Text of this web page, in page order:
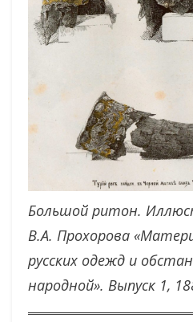
Большой ритон.
В.А. Прохорова
русских одежд и
народной». Выпуск 1,